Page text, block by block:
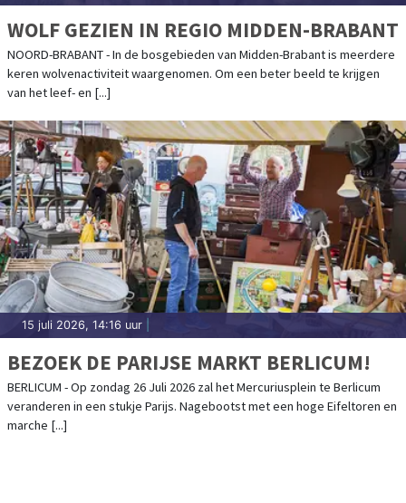
WOLF GEZIEN IN REGIO MIDDEN-BRABANT
NOORD-BRABANT - In de bosgebieden van Midden-Brabant is meerdere
keren wolvenactiviteit waargenomen. Om een beter beeld te krijgen
van het leef- en [...]
15 juli 2026, 14:16 uur
BEZOEK DE PARIJSE MARKT BERLICUM!
BERLICUM - Op zondag 26 Juli 2026 zal het Mercuriusplein te Berlicum
veranderen in een stukje Parijs. Nagebootst met een hoge Eifeltoren en
marche [...]